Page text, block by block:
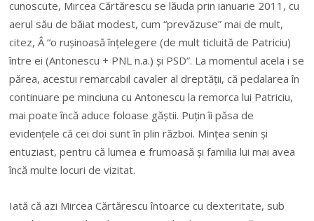
cunoscute, Mircea Cărtărescu se lăuda prin ianuarie 2011, cu
aerul său de băiat modest, cum “prevăzuse” mai de mult,
citez, Â “o rușinoasă înțelegere (de mult ticluită de Patriciu)
între ei (Antonescu + PNL n.a.) și PSD”. La momentul acela i se
părea, acestui remarcabil cavaler al dreptății, că pedalarea în
continuare pe minciuna cu Antonescu la remorca lui Patriciu,
mai poate încă aduce foloase găștii. Puțin îi păsa de
evidențele că cei doi sunt în plin război. Mințea senin și
entuziast, pentru că lumea e frumoasă și familia lui mai avea
încă multe locuri de vizitat.
Iată că azi Mircea Cărtărescu întoarce cu dexteritate, sub